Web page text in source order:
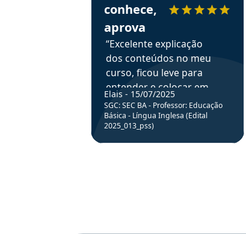
conhece,
aprova
“Excelente explicação
dos conteúdos no meu
curso, ficou leve para
entender e colocar em
prática através da
resolução de questões.”
Elais - 15/07/2025
SGC: SEC BA - Professor: Educação
Básica - Língua Inglesa (Edital
2025_013_pss)